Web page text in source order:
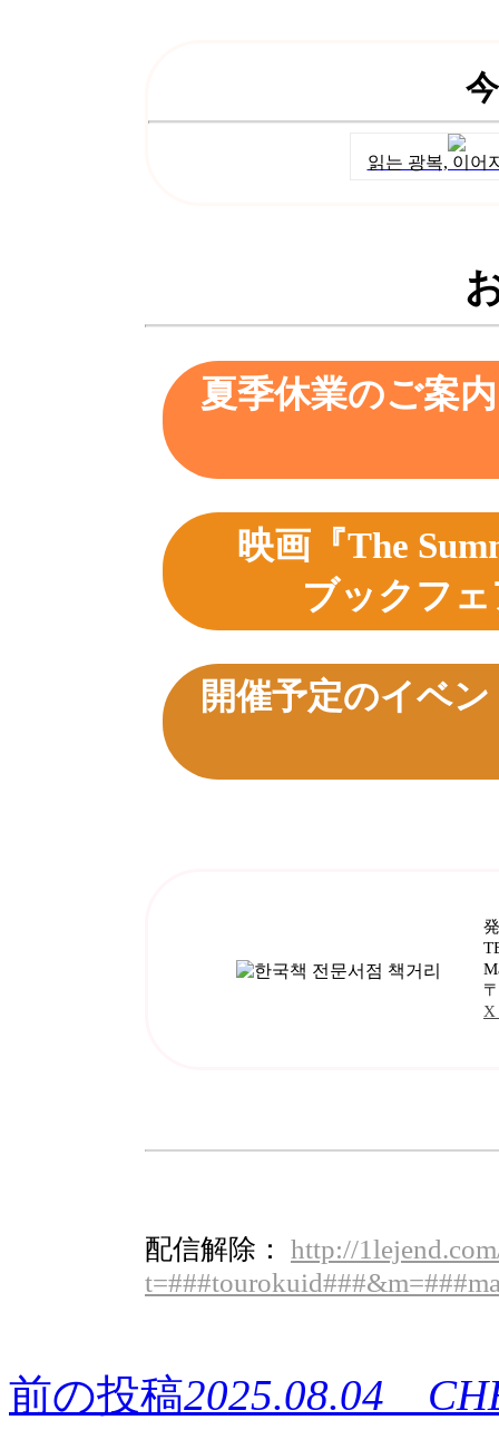
읽는 광복, 이어
夏季休
映画『The
ブックフ
開催予
X
配信解除：
http://
前の投稿2025.08.04